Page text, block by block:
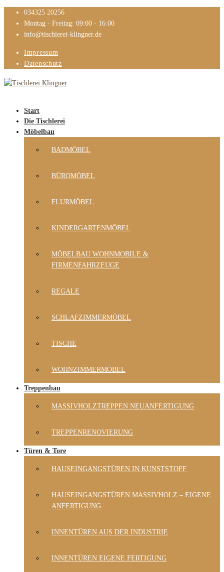
034325 20256
Montag - Freitag: 09:00 - 16:00
info@tischlerei-klingner.de
Impressum
Datenschutz
Start
Die Tischlerei
Möbelbau
BADMÖBEL
BÜROMÖBEL
FLURMÖBEL
KINDERGARTENMÖBEL
MÖBELBAU WOHNMOBILE &
FIRMENFAHRZEUGE
REGALE
SCHLAFZIMMERMÖBEL
TISCHE
WOHNZIMMERMÖBEL
Treppenbau
MASSIVHOLZTREPPEN NEUANFERTIGUNG
TREPPENRENOVIERUNG
Türen & Tore
HAUSEINGANGSTÜREN IN KUNSTSTOFF
HAUSEINGANGSTÜREN MASSIVHOLZ – EIGENE
ANFERTIGUNG
INNENTÜREN AUS DER INDUSTRIE
INNENTÜREN EIGENE FERTIGUNG